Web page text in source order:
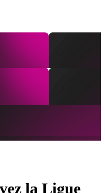
la Ligue